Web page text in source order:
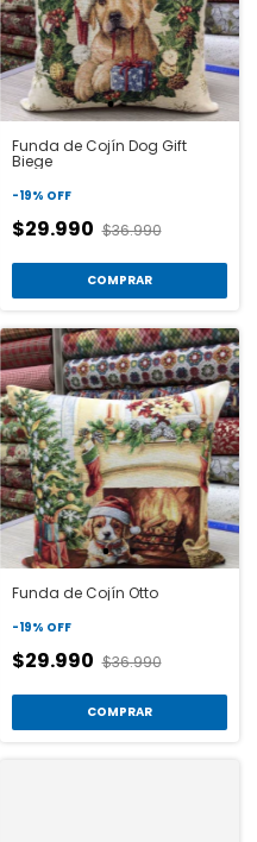
Funda de Cojín Dog Gift
Biege
-19% OFF
$29.990 $36.990
COMPRAR
Funda de Cojín Otto
-19% OFF
$29.990 $36.990
COMPRAR